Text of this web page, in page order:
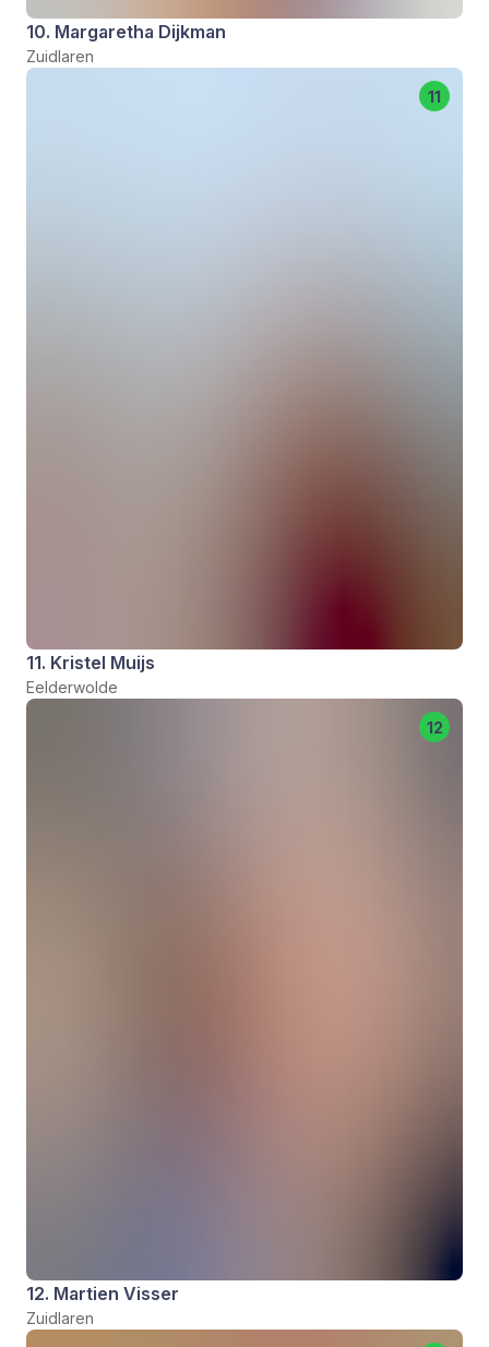
10. Margaretha Dijkman
Zuidlaren
11
11. Kristel Muijs
Eelderwolde
12
12. Martien Visser
Zuidlaren